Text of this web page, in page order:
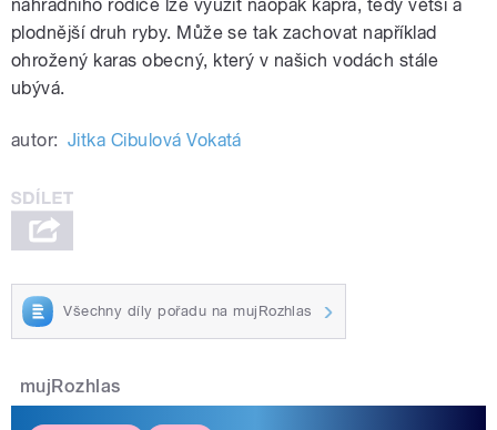
náhradního rodiče lze využít naopak kapra, tedy větší a
plodnější druh ryby. Může se tak zachovat například
ohrožený karas obecný, který v našich vodách stále
ubývá.
autor: Jitka Cibulová Vokatá
Všechny díly pořadu na mujRozhlas
mujRozhlas